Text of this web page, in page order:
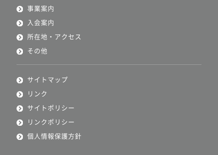
事業案内
入会案内
所在地・アクセス
その他
サイトマップ
リンク
サイトポリシー
リンクポリシー
個人情報保護方針